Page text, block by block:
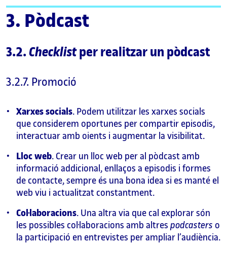
3. Pòdcast
3.2. Checklistper realitzar un pòdcast
3.2.7. Promoció
Xarxes socials. Podem utilitzar les xarxes socials
que considerem oportunes per compartir episodis,
interactuar amb oients i augmentar la visibilitat.
Lloc web. Crear un lloc web per al pòdcast amb
informació addicional, enllaços a episodis i formes
de contacte, sempre és una bona idea si es manté el
web viu i actualitzat constantment.
Col·laboracions. Una altra via que cal explorar són
les possibles col·laboracions amb altres podcasters o
la participació en entrevistes per ampliar l’audiència.